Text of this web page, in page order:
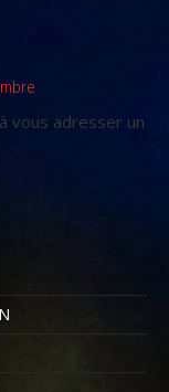
vous adresser un